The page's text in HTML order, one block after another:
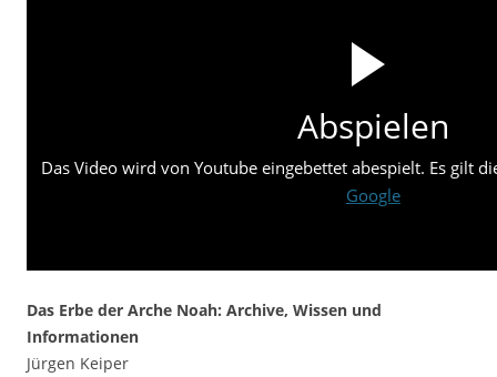
Abspielen
Das Video wird von Youtube eingebettet abespielt. Es gilt
Google
Das Erbe der Arche Noah: Archive, Wissen und
Informationen
Jürgen Keiper